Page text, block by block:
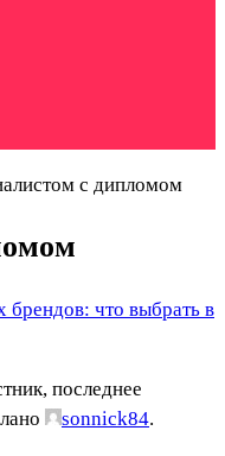
с дипломом
брендов: что выбрать в
последнее
sonnick84.